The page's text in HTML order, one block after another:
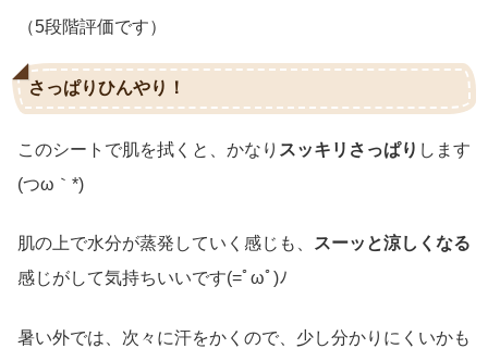
（5段階評価です）
さっぱりひんやり！
このシートで肌を拭くと、かなり スッキリさっぱり します
(つω｀*)
肌の上で水分が蒸発していく感じも、 スーッと涼しくなる
感じがして気持ちいいです(=ﾟωﾟ)ﾉ
暑い外では、次々に汗をかくので、少し分かりにくいかも